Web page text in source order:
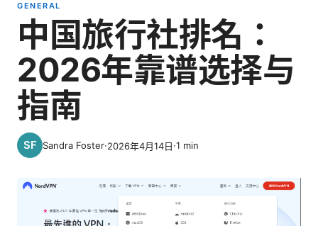
GENERAL
中国旅行社排名：
2026年靠谱选择与
指南
Sandra Foster·2026年4月14日·1 min